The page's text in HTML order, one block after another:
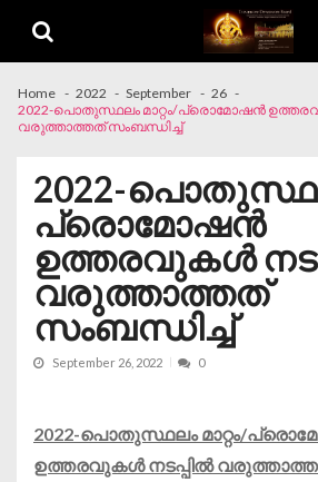
Home 2022 September
26
2022-പൊതുസ്ഥലം മാറ്റം/പ്രൊമോഷൻ
വരുത്താത്തത് സംബന്ധിച്ച്
2022-
പ്രൊമോഷൻ
ഉത്തരവുകൾ
വരുത്താത്തത്
സംബന്ധിച്ച്
September 26, 2022 0
2022-പൊതുസ്ഥലം മാറ്റം/
ഉത്തരവുകൾ നടപ്പിൽ